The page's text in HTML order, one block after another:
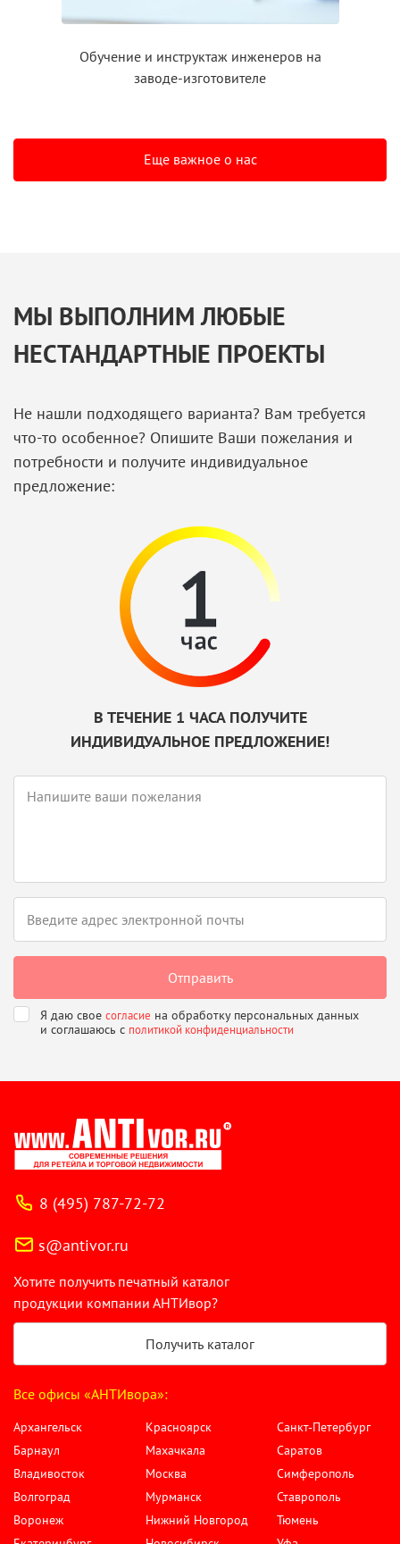
Обучение и инструктажинженеров на
заводе-изготовителе
Еще важное о нас
МЫ ВЫПОЛНИМ ЛЮБЫЕ
НЕСТАНДАРТНЫЕ ПРОЕКТЫ
Не нашли подходящего варианта? Вам требуется
что-то особенное? Опишите Ваши пожелания и
потребности и получите индивидуальное
предложение:
В ТЕЧЕНИЕ 1 ЧАСА ПОЛУЧИТЕ
ИНДИВИДУАЛЬНОЕ ПРЕДЛОЖЕНИЕ!
Я даю свое согласие на обработку персональных данных
и соглашаюсь с политикой конфиденциальности
8 (495) 787-72-72
s@antivor.ru
Хотите получить печатный каталог
продукции компании АНТИвор?
Получить каталог
Все офисы «АНТИвора»:
Архангельск
Барнаул
Владивосток
Волгоград
Воронеж
Красноярск
Махачкала
Москва
Мурманск
Нижний Новгород
Санкт-Петербург
Саратов
Симферополь
Ставрополь
Тюмень